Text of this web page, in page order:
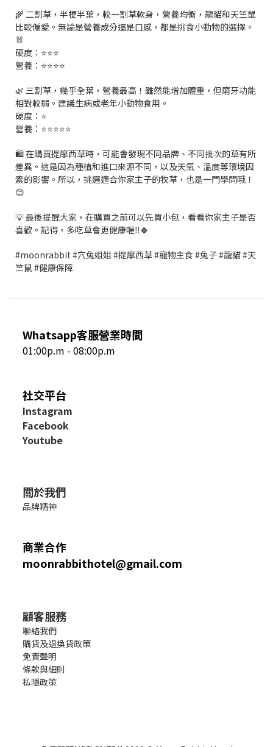
🌾 二割草，半梗半葉，較一割草軟身，營養均衡，龍貓和天竺鼠
比較偏愛。無論是營養成分還是口感，都是挑食小動物的選擇。
🐰
硬度：⭐️⭐️⭐️
營養：⭐️⭐️⭐️⭐️
🌿 三割草，幾乎全葉，營養最高！雖然能增加體重，但磨牙功能
相對較弱。建議生病或老年小動物食用。
硬度：⭐️
營養：⭐️⭐️⭐️⭐️⭐️
🛍️ 在購買提摩西草時，可能會發現不同品牌、不同批次的草有所
差異。這是因為種植和進口來源不同，以及天氣、溫度等環境因
素的影響。所以，挑選適合你家主子的牧草，也是一門學問哦！
😊
💡 最後提醒大家，在購買之前可以先買小包，看看你家主子是否
喜歡。記得，多吃草會更健康喔‼️🍀
#moonrabbit #穴兔姐姐 #提摩西草 #寵物主食 #兔子 #龍貓 #天
竺鼠 #健康保障
Whatsapp客服營業時間
01:00p.m - 08:00p.m
社交平台
Instagram
Facebook
Youtube
關於我們
品牌精神
商業合作
moonrabbithotel@gmail.com
顧客服務
聯絡我們
購貨及退換貨政策
免責聲明
條款與細則
私隱政策